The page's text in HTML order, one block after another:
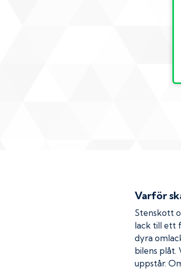
Varför
Stenskott
lack till ett
dyra
bilens
uppstår.